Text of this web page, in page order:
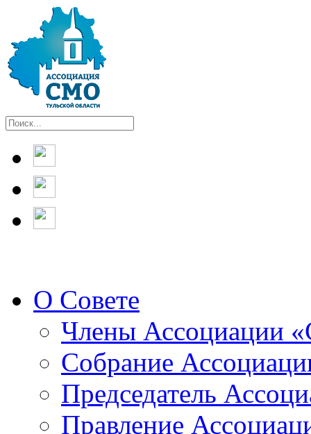
О Совете
Члены Ассоциации
Собрание
Председатель
Правление